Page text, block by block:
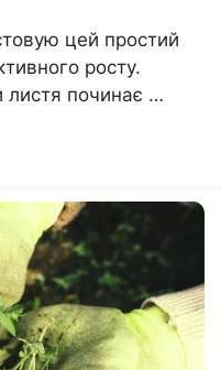
цей простий
росту.
листя починає …